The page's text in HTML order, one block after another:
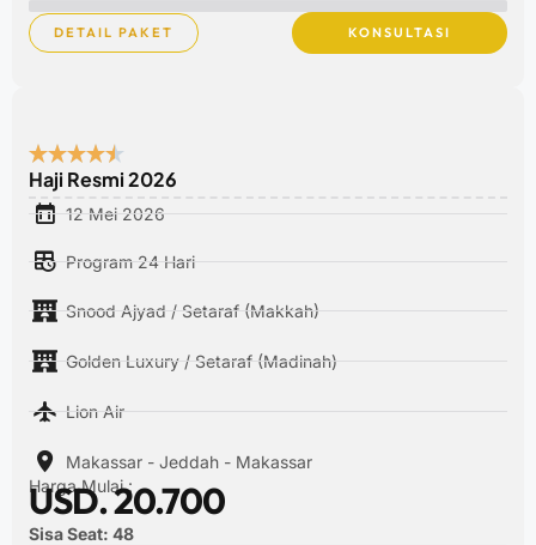
DETAIL PAKET KONSULTASI
Haji Resmi 2026
12 Mei 2026
Program 24 Hari
Snood Ajyad / Setaraf (Makkah)
Golden Luxury / Setaraf (Madinah)
Lion Air
Makassar - Jeddah - Makassar
Harga Mulai :
USD. 20.700
Sisa Seat: 48